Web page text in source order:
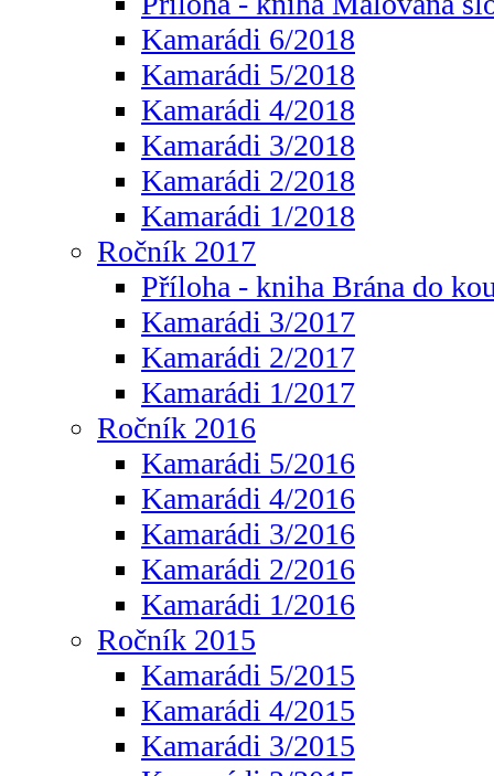
Kamarádi 6/2018
Kamarádi 5/2018
Kamarádi 4/2018
Kamarádi 3/2018
Kamarádi 2/2018
Kamarádi 1/2018
Ročník 2017
Příloha - kniha Brána do
Kamarádi 3/2017
Kamarádi 2/2017
Kamarádi 1/2017
Ročník 2016
Kamarádi 5/2016
Kamarádi 4/2016
Kamarádi 3/2016
Kamarádi 2/2016
Kamarádi 1/2016
Ročník 2015
Kamarádi 5/2015
Kamarádi 4/2015
Kamarádi 3/2015